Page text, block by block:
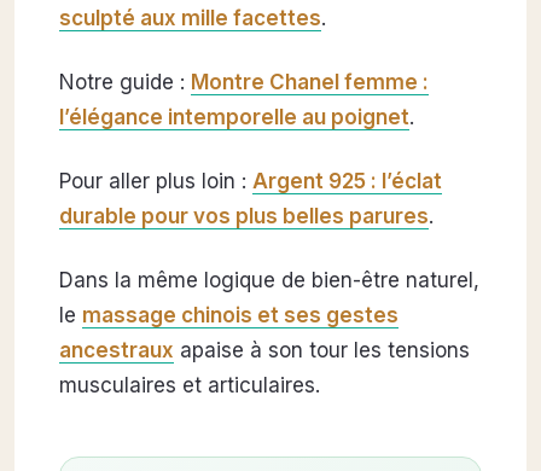
sculpté aux mille facettes.
Notre guide : Montre Chanel femme :
l’élégance intemporelle au poignet.
Pour aller plus loin : Argent 925 : l’éclat
durable pour vos plus belles parures.
Dans la même logique de bien-être naturel,
le massage chinois et ses gestes
ancestraux apaise à son tour les tensions
musculaires et articulaires.